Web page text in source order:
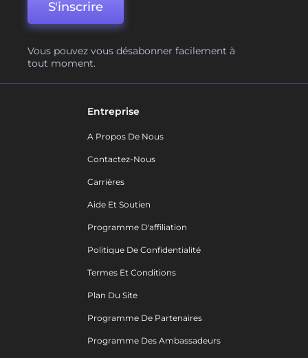
S'inscrire
Vous pouvez vous désabonner facilement à
tout moment.
Entreprise
A Propos De Nous
Contactez-Nous
Carrières
Aide Et Soutien
Programme D'affiliation
Politique De Confidentialité
Termes Et Conditions
Plan Du Site
Programme De Partenaires
Programme Des Ambassadeurs